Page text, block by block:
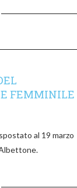
E FEMMINILE
al 19 marzo